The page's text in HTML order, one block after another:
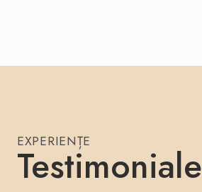
EXPERIENȚE
Testimoniale